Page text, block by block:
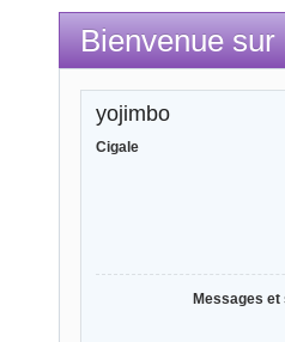
Bienvenue
yojimbo
Cigale
Messages et